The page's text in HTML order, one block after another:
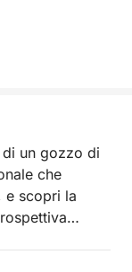
di un gozzo di
che
e scopri la